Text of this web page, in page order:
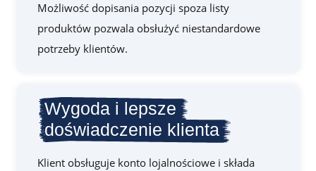
Możliwość dopisania pozycji spoza listy
produktów pozwala obsłużyć niestandardowe
potrzeby klientów.
Wygoda i lepsze
doświadczenie klienta
Klient obsługuje konto lojalnościowe i składa